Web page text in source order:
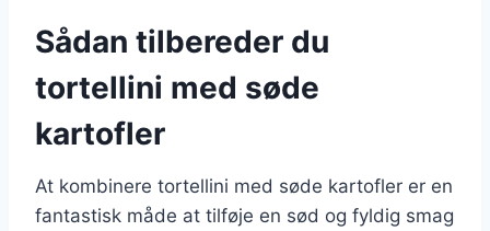
Sådan tilbereder du
tortellini med søde
kartofler
At kombinere tortellini med søde kartofler er en
fantastisk måde at tilføje en sød og fyldig smag